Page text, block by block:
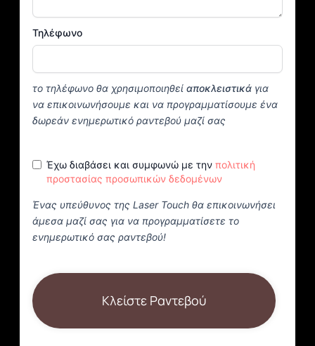
Τηλέφωνο
το τηλέφωνο θα χρησιμοποιηθεί αποκλειστικά για
να επικοινωνήσουμε και να προγραμματίσουμε ένα
δωρεάν ενημερωτικό ραντεβού μαζί σας
Έχω διαβάσει και συμφωνώ με την πολιτική
προστασίας προσωπικών δεδομένων
Ένας υπεύθυνος της Laser Touch θα επικοινωνήσει
άμεσα μαζί σας για να προγραμματίσετε το
ενημερωτικό σας ραντεβού!
Κλείστε Ραντεβού